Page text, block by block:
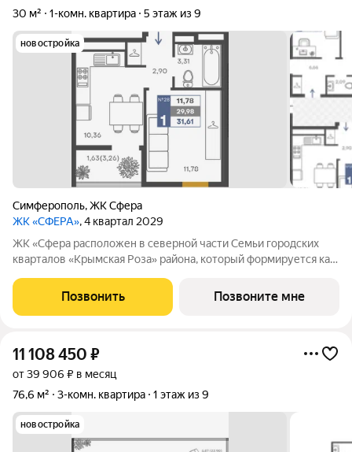
30 м²
1-комн. квартира 5 этаж из 9
новостройка
Симферополь,ЖК Сфера
ЖК «СФЕРА», 4 квартал 2029
ЖК «Сфера расположен в северной части Семьи городских
кварталов «Крымская Роза» района, который формируется как
«Сфера» состоит из восьми домов высотой в 8 и 9 этажей.
Выбор для тех, кто смотрит
Позвонить Позвоните мне
11 108 450 ₽
от 39 906 ₽ в месяц
76,6 м²
3-комн. квартира 1 этаж из 9
новостройка